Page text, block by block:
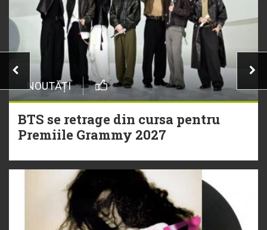
NOUTĂȚI
BTS se retrage din cursa pentru
Premiile Grammy 2027